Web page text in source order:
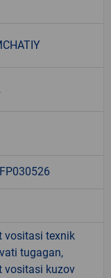
vositasi texnik
tugagan,
vositasi kuzov